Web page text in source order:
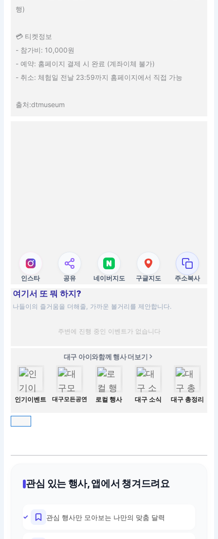
행)
💳 티켓정보
- 참가비: 10,000원
- 예약: 홈페이지 결제 시 완료 (계좌이체 불가)
- 취소: 체험일 전날 23:59까지 홈페이지에서 직접 가능
출처:dtmuseum
인스타 공유 네이버지도 구글지도 주소복사
여기서 또 뭐 하지?
나들이의 즐거움을 더해줄, 가까운 볼거리를 제안합니다.
주변에 진행 중인 이벤트가 없습니다
대구 아이와함께 행사 더보기
인기이벤트 대구모든공연 로컬 행사 대구 소식 대구 총정리
관심 있는 행사, 앱에서 챙겨드려요
관심 행사만 모아보는 나만의 맞춤 달력